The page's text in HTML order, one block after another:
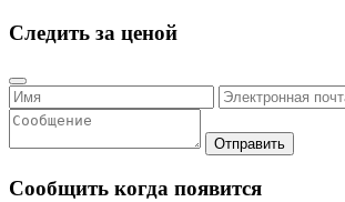
Следить за ценой
Отправить
Сообщить когда появится